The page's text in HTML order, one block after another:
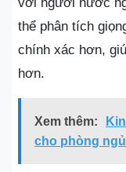
thể phân tích
chính xác hơn,
hơn.
Xem thêm:
cho phòng